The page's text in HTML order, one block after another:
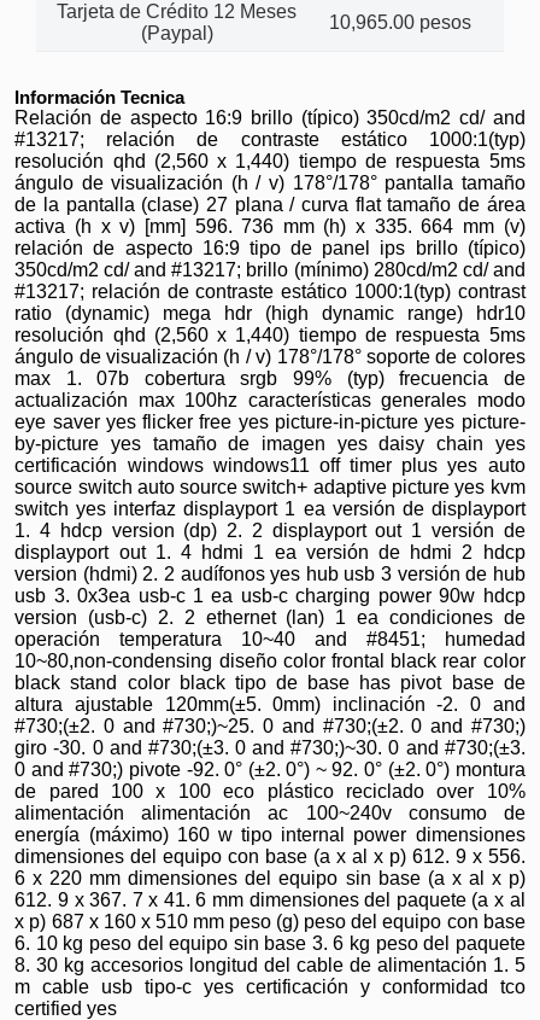
Tarjeta de Crédito 12 Meses
(Paypal)
10,965.00 pesos
Información Tecnica
Relación de aspecto 16:9 brillo (típico) 350cd/m2 cd/ and
#13217; relación de contraste estático 1000:1(typ)
resolución qhd (2,560 x 1,440) tiempo de respuesta 5ms
ángulo de visualización (h / v) 178°/178° pantalla tamaño
de la pantalla (clase) 27 plana / curva flat tamaño de área
activa (h x v) [mm] 596. 736 mm (h) x 335. 664 mm (v)
relación de aspecto 16:9 tipo de panel ips brillo (típico)
350cd/m2 cd/ and #13217; brillo (mínimo) 280cd/m2 cd/ and
#13217; relación de contraste estático 1000:1(typ) contrast
ratio (dynamic) mega hdr (high dynamic range) hdr10
resolución qhd (2,560 x 1,440) tiempo de respuesta 5ms
ángulo de visualización (h / v) 178°/178° soporte de colores
max 1. 07b cobertura srgb 99% (typ) frecuencia de
actualización max 100hz características generales modo
eye saver yes flicker free yes picture-in-picture yes picture-
by-picture yes tamaño de imagen yes daisy chain yes
certificación windows windows11 off timer plus yes auto
source switch auto source switch+ adaptive picture yes kvm
switch yes interfaz displayport 1 ea versión de displayport
1. 4 hdcp version (dp) 2. 2 displayport out 1 versión de
displayport out 1. 4 hdmi 1 ea versión de hdmi 2 hdcp
version (hdmi) 2. 2 audífonos yes hub usb 3 versión de hub
usb 3. 0x3ea usb-c 1 ea usb-c charging power 90w hdcp
version (usb-c) 2. 2 ethernet (lan) 1 ea condiciones de
operación temperatura 10~40 and #8451; humedad
10~80,non-condensing diseño color frontal black rear color
black stand color black tipo de base has pivot base de
altura ajustable 120mm(±5. 0mm) inclinación -2. 0 and
#730;(±2. 0 and #730;)~25. 0 and #730;(±2. 0 and #730;)
giro -30. 0 and #730;(±3. 0 and #730;)~30. 0 and #730;(±3.
0 and #730;) pivote -92. 0° (±2. 0°) ~ 92. 0° (±2. 0°) montura
de pared 100 x 100 eco plástico reciclado over 10%
alimentación alimentación ac 100~240v consumo de
energía (máximo) 160 w tipo internal power dimensiones
dimensiones del equipo con base (a x al x p) 612. 9 x 556.
6 x 220 mm dimensiones del equipo sin base (a x al x p)
612. 9 x 367. 7 x 41. 6 mm dimensiones del paquete (a x al
x p) 687 x 160 x 510 mm peso (g) peso del equipo con base
6. 10 kg peso del equipo sin base 3. 6 kg peso del paquete
8. 30 kg accesorios longitud del cable de alimentación 1. 5
m cable usb tipo-c yes certificación y conformidad tco
certified yes